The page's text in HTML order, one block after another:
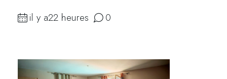
il y a22 heures 0